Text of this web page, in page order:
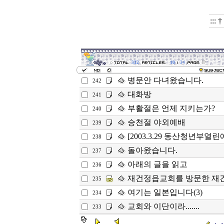
:::
332 10 34
242 병문안 다녀왔습니다.
241 대화방
240 부활절은 언제 지키는가?
239 승천절 야외예배
238 [2003.3.29 동산청년부열
237 돌아왔습니다.
236 아래의 글을 읽고
235 재건정읍교회를 방문한 재
234 여기는 일본입니다(3)
233 교회와 이단이라.......